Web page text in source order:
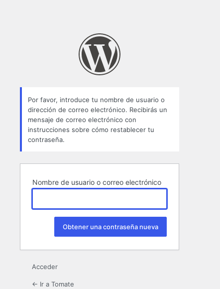
Por favor, introduce tu nombre de usuario o
dirección de correo electrónico. Recibirás un
mensaje de correo electrónico con
instrucciones sobre cómo restablecer tu
contraseña.
Nombre de usuario o correo electrónico
Acceder
← Ir a Tomate